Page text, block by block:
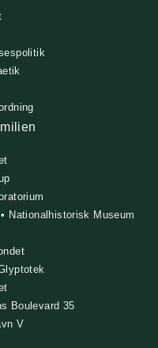
Nationalhistorisk Museum
Boulevard 35
V